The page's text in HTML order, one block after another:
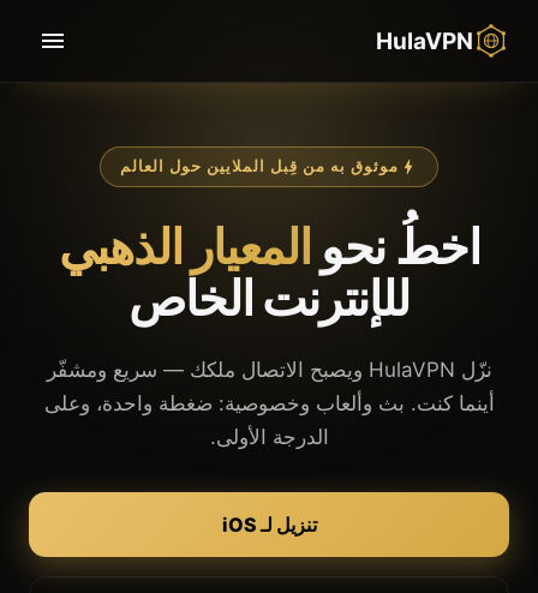
HulaVPN
موثوق به من قِبل الملايين حول العالم
اخطُ نحو المعيار الذهبي
للإنترنت الخاص
نزّل HulaVPN ويصبح الاتصال ملكك — سريع ومشفّر
أينما كنت. بث وألعاب وخصوصية: ضغطة واحدة، وعلى
الدرجة الأولى.
تنزيل لـ iOS